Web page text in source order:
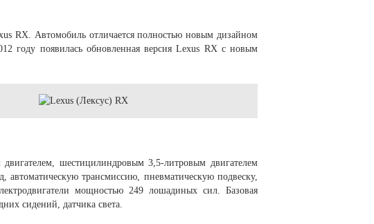
RX. Автомобиль отличается полностью новым дизайном
году появилась обновленная версия Lexus RX с новым
шестицилиндровым 3,5-литровым двигателем
трансмиссию, пневматическую подвеску,
мощностью 249 лошадиных сил. Базовая
сидений, датчика света.